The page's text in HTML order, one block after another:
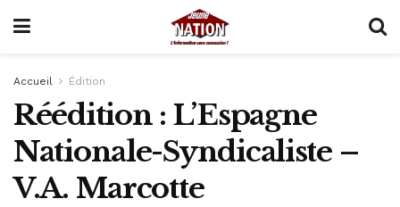
Accueil Édition
Réédition : L’Espagne
Nationale-Syndicaliste –
V.A. Marcotte